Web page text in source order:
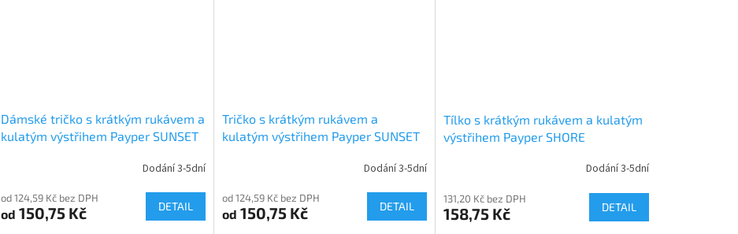
Dámské tričko s krátkým rukávem a
kulatým výstřihem Payper SUNSET
Dodání 3-5dní
od 124,59 Kč bez DPH
od 150,75 Kč DETAIL
Tričko s krátkým rukávem a
kulatým výstřihem Payper SUNSET
Dodání 3-5dní
od 124,59 Kč bez DPH
od 150,75 Kč DETAIL
Tílko s krátkým rukávem a kulatým
výstřihem Payper SHORE
Dodání 3-5dní
131,20 Kč bez DPH
158,75 Kč DETAIL